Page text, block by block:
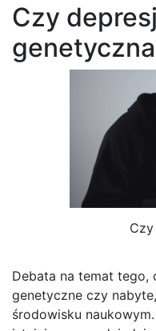
Czy
Debata na temat tego,
genetyczne czy
środowisku